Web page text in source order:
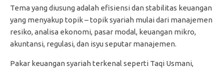
Tema yang diusung adalah efisiensi dan stabilitas keuangan
yang menyakup topik – topik syariah mulai dari manajemen
resiko, analisa ekonomi, pasar modal, keuangan mikro,
akuntansi, regulasi, dan isyu seputar manajemen.
Pakar keuangan syariah terkenal seperti Taqi Usmani,